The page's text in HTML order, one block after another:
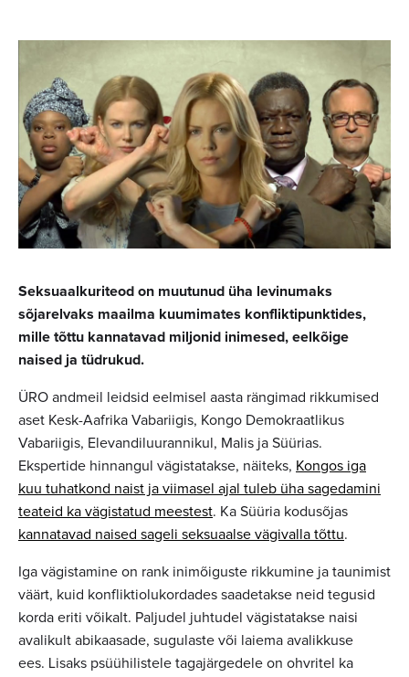
Seksuaalkuriteod on muutunud üha levinumaks
sõjarelvaks maailma kuumimates konfliktipunktides,
mille tõttu kannatavad miljonid inimesed, eelkõige
naised ja tüdrukud.
ÜRO andmeil leidsid eelmisel aasta rängimad rikkumised
aset Kesk-Aafrika Vabariigis, Kongo Demokraatlikus
Vabariigis, Elevandiluurannikul, Malis ja Süürias.
Ekspertide hinnangul vägistatakse, näiteks, Kongos iga
kuu tuhatkond naist ja viimasel ajal tuleb üha sagedamini
teateid ka vägistatud meestest. Ka Süüria kodusõjas
kannatavad naised sageli seksuaalse vägivalla tõttu.
Iga vägistamine on rank inimõiguste rikkumine ja taunimist
väärt, kuid konfliktiolukordades saadetakse neid tegusid
korda eriti võikalt. Paljudel juhtudel vägistatakse naisi
avalikult abikaasade, sugulaste või laiema avalikkuse
ees. Lisaks psüühilistele tagajärgedele on ohvritel ka